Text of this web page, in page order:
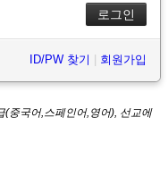
ID/PW 찾기 회원가입
(중국어,스페인어,영어), 선교에